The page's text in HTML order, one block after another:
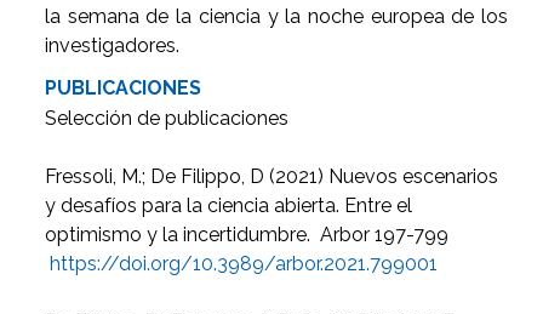
la semana de la ciencia y la noche europea de los
investigadores.
PUBLICACIONES
Selección de publicaciones
Fressoli, M.; De Filippo, D (2021) Nuevos escenarios
y desafíos para la ciencia abierta. Entre el
optimismo y la incertidumbre. Arbor 197-799
https://doi.org/10.3989/arbor.2021.799001